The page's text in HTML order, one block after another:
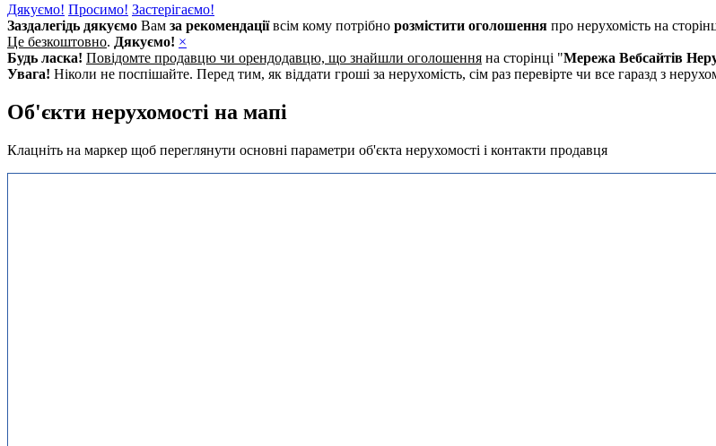
Дякуємо! Просимо! Застерігаємо!
Заздалегідь дякуємо Вам за рекомендаціївсім кому потрібно розмістити оголошення про нерухомість на
Це безкоштовно. Дякуємо! ×
Будь ласка! Повідомте продавцю чи орендодавцю, що знайшли оголошення на сторінці "Мережа Вебсайтів
Увага! Ніколи не поспішайте. Перед тим, як віддати гроші за нерухомість, сім раз перевірте чи все гаразд з
Об'єкти нерухомості на мапі
Клацніть на маркер щоб переглянути основні параметри об'єкта нерухомості і контакти продавця